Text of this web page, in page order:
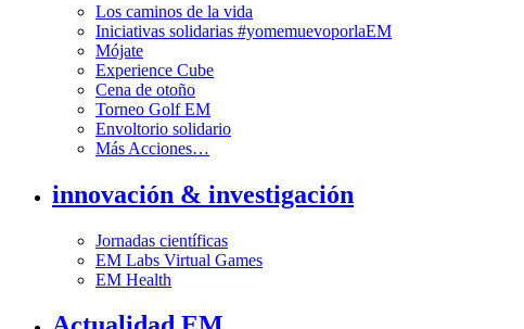
Los caminos de la vida
Iniciativas solidarias #yomemuevoporlaEM
Mójate
Experience Cube
Cena de otoño
Torneo Golf EM
Envoltorio solidario
Más Acciones…
innovación & investigación
Jornadas científicas
EM Labs Virtual Games
EM Health